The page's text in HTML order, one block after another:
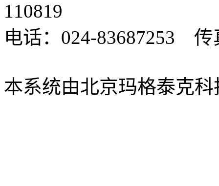
110819
电话：024-83687253
本系统由北京玛格泰克